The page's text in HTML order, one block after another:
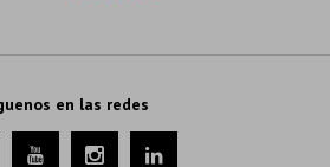
en las redes
  